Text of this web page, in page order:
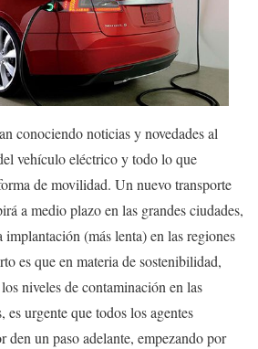
conociendo noticias y novedades al
vehículo eléctrico y todo lo que
de movilidad. Un nuevo transporte
a medio plazo en las grandes ciudades,
implantación (más lenta) en las regiones
es que en materia de sostenibilidad,
niveles de contaminación en las
es urgente que todos los agentes
den un paso adelante, empezando por